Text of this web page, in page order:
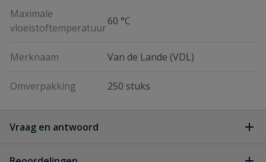
Maximale
vloeistoftemperatuur
60 °C
Merknaam Van de Lande (VDL)
Omverpakking 250 stuks
Vraag en antwoord